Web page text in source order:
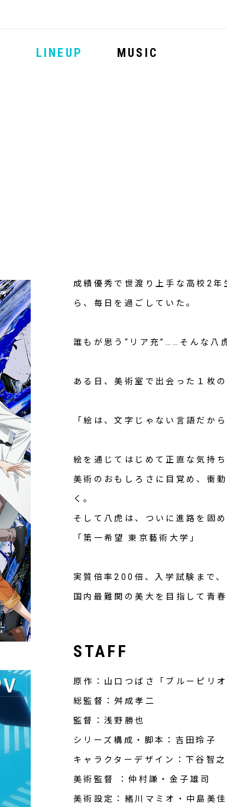
LINEUP MUSIC
成績優秀で世渡り上手な高校2
ら、毎日を過ごしていた。
誰もが思う“リア充”……そんな八
ある日、美術室で出会った１枚
「絵は、文字じゃない言語だから
絵を通じてはじめて正直な気持
美術のおもしろさに目覚め、衝
く。
そして八虎は、ついに進路を固め
「第一希望 東京藝術大学」
実質倍率200倍、入学試験まで
国内最難関の美大を目指して青
STAFF
原作：山口つばさ「ブルーピリ
総監督：舛成孝二
監督：浅野勝也
シリーズ構成・脚本：吉田玲子
キャラクターデザイン：下谷智之
美術監督 ：仲村謙・金子雄司
美術設定：緒川マミオ・中島美佳